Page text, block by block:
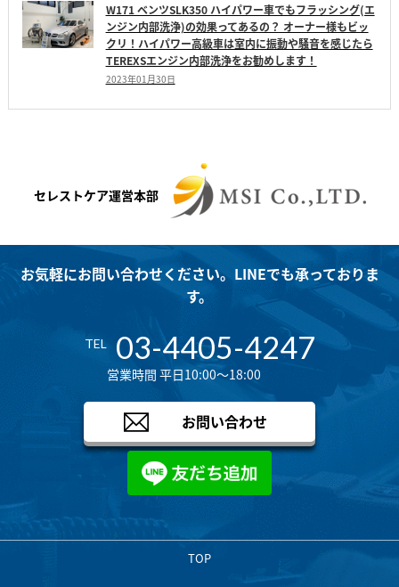
W171 ベンツSLK350 ハイパワー車でもフラッシング(エ
ンジン内部洗浄)の効果ってあるの？ オーナー様もビッ
クリ！ハイパワー高級車は室内に振動や騒音を感じたら
TEREXSエンジン内部洗浄をお勧めします！
2023年01月30日
セレストケア運営本部
お気軽にお問い合わせください。LINEでも承っておりま
す。
TEL 03-4405-4247
営業時間 平日10:00～18:00
お問い合わせ
TOP